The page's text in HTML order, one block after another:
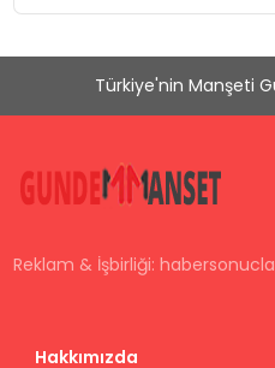
Türkiye'nin Manşeti
Reklam & İşbirliği:
Hakkımızda